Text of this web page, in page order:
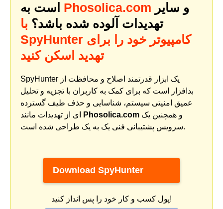
Phosolica.com
تهدیدات آلوده شده باشد؟ با
SpyHunter کامپیوتر خود را برای
تهدید اسکن کنید
SpyHunter یک ابزار قدرتمند اصلاح و محافظت از
بدافزار است که برای کمک به کاربران با تجزیه و تحلیل
عمیق امنیتی سیستم، شناسایی و حذف طیف گسترده
Phosolica.com
سرویس پشتیبانی فنی یک به یک طراحی شده است.
Download SpyHunter
پول کسب و کار خود را پس انداز کنید!